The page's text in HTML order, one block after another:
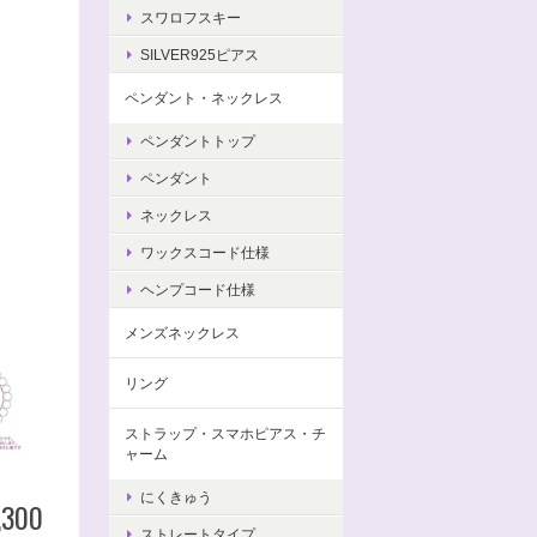
スワロフスキー
SILVER925ピアス
ペンダント・ネックレス
ペンダントトップ
ペンダント
ネックレス
ワックスコード仕様
ヘンプコード仕様
メンズネックレス
リング
ストラップ・スマホピアス・チ
ャーム
にくきゅう